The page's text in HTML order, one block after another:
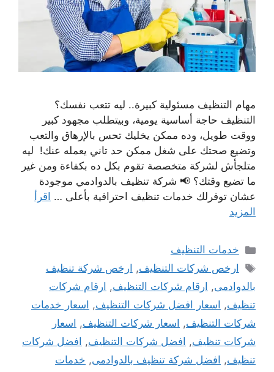
مهام التنظيف مسئولية كبيرة.. ليه تتعب نفسك؟
التنظيف حاجة أساسية يومية، وبيتطلب مجهود كبير
ووقت طويل، وده ممكن يخليك تحس بالإرهاق والتعب
وتضيع صحتك على شغل ممكن حد تاني يعمله عنك! ليه
متلجأش لشركة متخصصة تقوم بكل ده بكفاءة ومن غير
ما تضيع وقتك؟ 📢 شركة تنظيف بالدوادمي موجودة
عشان توفرلك خدمات تنظيف احترافية بأعلى … اقرأ
المزيد
التصنيفات
خدمات التنظيف
الوسوم
ارخص شركات التنظيف, ارخص شركة تنظيف
بالدوادمى, ارقام شركات التنظيف, ارقام شركات
تنظيف, اسعار افضل شركات التنظيف, اسعار خدمات
شركات التنظيف, اسعار شركات التنظيف, اسعار
شركات تنظيف, افضل شركات التنظيف, افضل شركات
تنظيف, افضل شركة تنظيف بالدوادمى, خدمات